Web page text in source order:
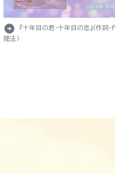
arrow_circle_right
『十年目の君・十年目の恋』（作詞・
隆法）